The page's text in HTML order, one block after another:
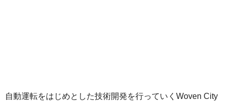
自動運転をはじめとした技術開発を行っていくWoven City